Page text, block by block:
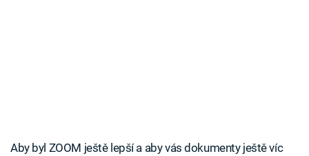
Aby byl ZOOM ještě lepší a aby vás dokumenty ještě víc